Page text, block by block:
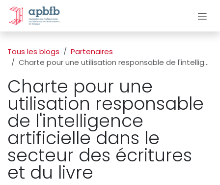
Se rendre au contenu
Tous les blogs
Partenaires
Charte pour une utilisation responsable de l'intelligence artificielle dans le secteur des écritures et du livre
Charte pour une
utilisation responsable
de l'intelligence
artificielle dans le
secteur des écritures
et du livre